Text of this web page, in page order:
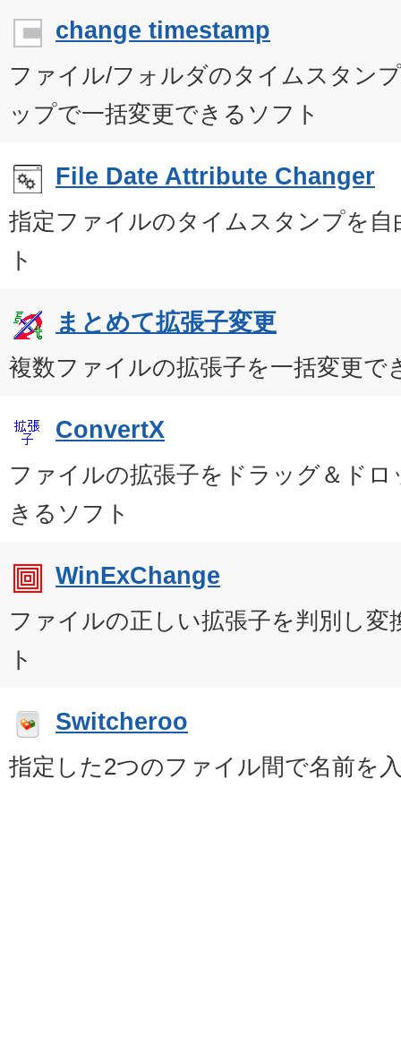
change timestamp
ファイル/フォルダのタイムスタン
ップで一括変更できるソフト
File Date Attribute Changer
指定ファイルのタイムスタンプを自
ト
まとめて拡張子変更
複数ファイルの拡張子を一括変更で
ConvertX
ファイルの拡張子をドラッグ＆ドロ
きるソフト
WinExChange
ファイルの正しい拡張子を判別し変
ト
Switcheroo
指定した2つのファイル間で名前を